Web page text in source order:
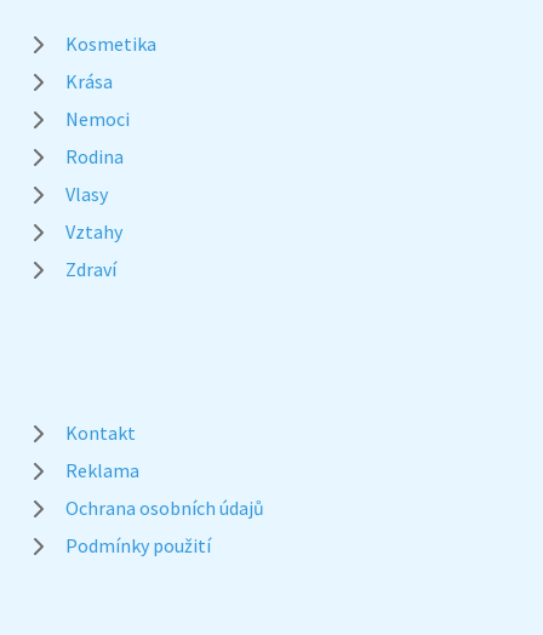
Kosmetika
Krása
Nemoci
Rodina
Vlasy
Vztahy
Zdraví
Kontakt
Reklama
Ochrana osobních údajů
Podmínky použití